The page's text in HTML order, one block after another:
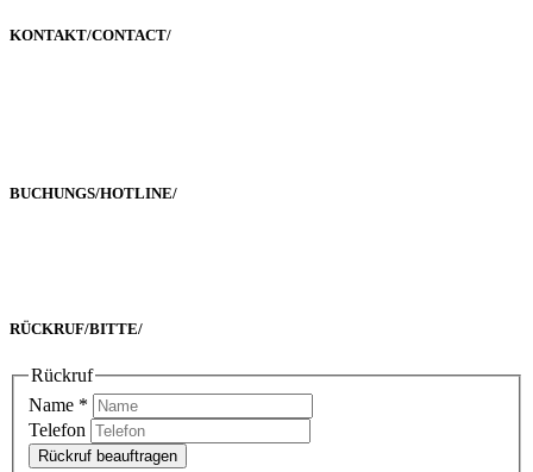
KONTAKT/CONTACT/
BUCHUNGS/HOTLINE/
RÜCKRUF/BITTE/
Rückruf
Name *
Telefon
Rückruf beauftragen